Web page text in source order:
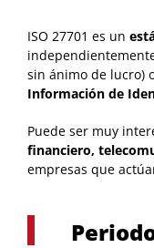
ISO 27701 es un
sin ánimo de lucro)
Información de
Puede ser muy
financiero,
empresas que